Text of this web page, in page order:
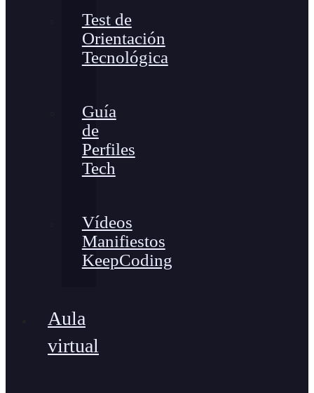
Test de
Orientación
Tecnológica
Guía
de
Perfiles
Tech
Vídeos
Manifiestos
KeepCoding
Aula
virtual